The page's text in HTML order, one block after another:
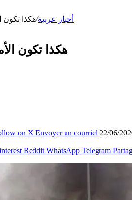
أخبار عربية/هكذا تكون
هكذا تكون
on X Envoyer un courriel 22/06/
Reddit WhatsApp Telegram